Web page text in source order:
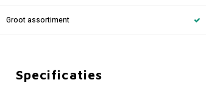
Groot assortiment
Specificaties